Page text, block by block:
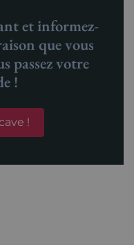
et informez-
que vous
passez votre
!
!